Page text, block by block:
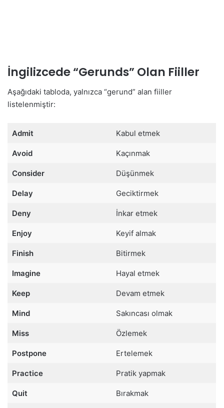
İngilizcede “Gerunds” Olan Fiiller
Aşağıdaki tabloda, yalnızca “gerund” alan fiiller
listelenmiştir:
Admit Kabul etmek
Avoid Kaçınmak
Consider Düşünmek
Delay Geciktirmek
Deny İnkar etmek
Enjoy Keyif almak
Finish Bitirmek
Imagine Hayal etmek
Keep Devam etmek
Mind Sakıncası olmak
Miss Özlemek
Postpone Ertelemek
Practice Pratik yapmak
Quit Bırakmak